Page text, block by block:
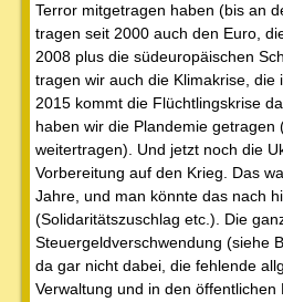
Terror mitgetragen haben (bis an
tragen seit 2000 auch den Euro,
2008 plus die südeuropäischen
tragen wir auch die Klimakrise, die
2015 kommt die Flüchtlingskrise
haben wir die Plandemie getragen
weitertragen). Und jetzt noch die
Vorbereitung auf den Krieg. Das
Jahre, und man könnte das nach
(Solidaritätszuschlag etc.). Die
Steuergeldverschwendung (siehe
da gar nicht dabei, die fehlende
Verwaltung und in den